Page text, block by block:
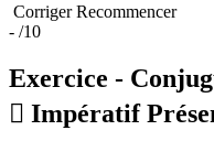
CorrigerRecommencer
- /10
Exercice -
 Impératif